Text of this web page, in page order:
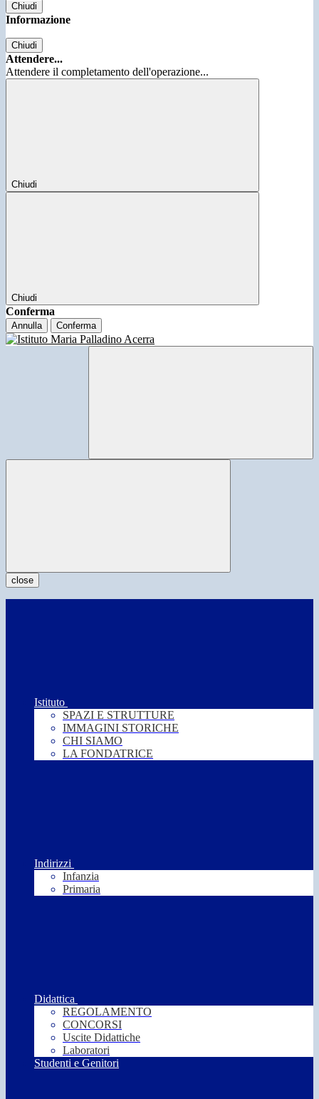
Chiudi
Informazione
Chiudi
Attendere...
Attendere il completamento dell'operazione...
Chiudi
Chiudi
Conferma
Annulla Conferma
close
Istituto
SPAZI E STRUTTURE
IMMAGINI STORICHE
CHI SIAMO
LA FONDATRICE
Indirizzi
Infanzia
Primaria
Didattica
REGOLAMENTO
CONCORSI
Uscite Didattiche
Laboratori
Studenti e Genitori